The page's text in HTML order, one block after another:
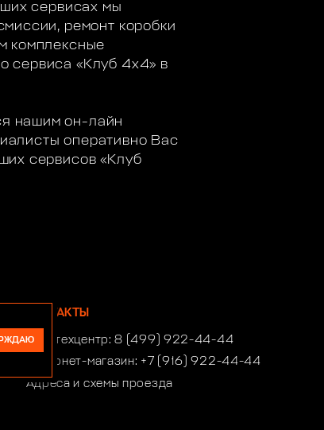
сервисах мы
ремонт коробки
комплексные
сервиса «Клуб 4х4» в
нашим он-лайн
оперативно Вас
сервисов «Клуб
КОНТАКТЫ
Автотехцентр:8 (499) 922-44-44
Интернет-магазин: +7 (916) 922-44-44
Адреса и схемы проезда